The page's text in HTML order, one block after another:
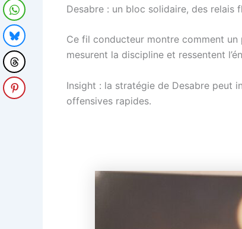
Desabre : un bloc solidaire, des relais
Ce fil conducteur montre comment
mesurent la discipline et ressentent
Insight : la stratégie de Desabre peut
offensives rapides.